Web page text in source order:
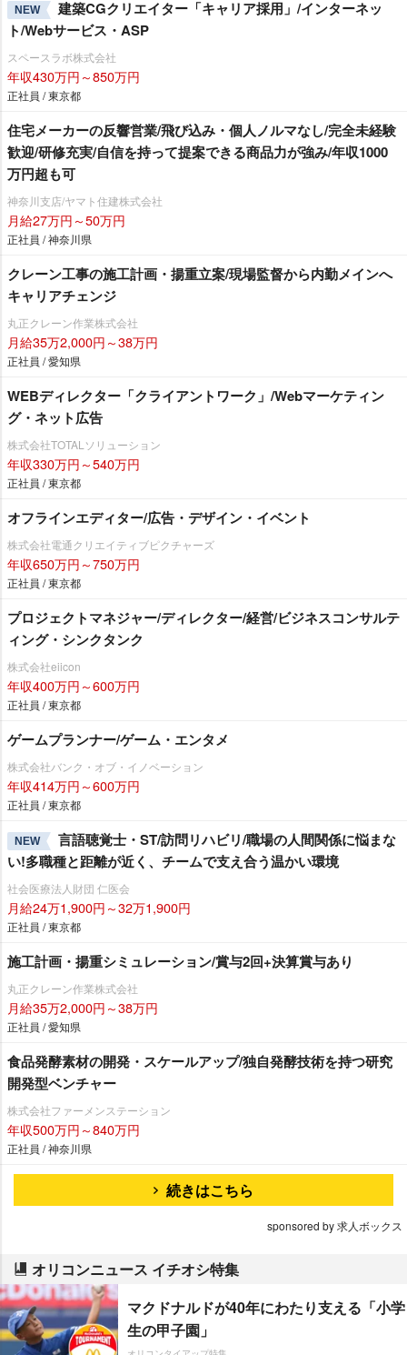
NEW
建築CGクリエイター「キャリア採用」/インターネッ
ト/Webサービス・ASP
スペースラボ株式会社
年収430万円～850万円
正社員 / 東京都
住宅メーカーの反響営業/飛び込み・個人ノルマなし/完全未経験
歓迎/研修充実/自信を持って提案できる商品力が強み/年収1000
万円超も可
神奈川支店/ヤマト住建株式会社
月給27万円～50万円
正社員 / 神奈川県
クレーン工事の施工計画・揚重立案/現場監督から内勤メインへ
キャリアチェンジ
丸正クレーン作業株式会社
月給35万2,000円～38万円
正社員 / 愛知県
WEBディレクター「クライアントワーク」/Webマーケティン
グ・ネット広告
株式会社TOTALソリューション
年収330万円～540万円
正社員 / 東京都
オフラインエディター/広告・デザイン・イベント
株式会社電通クリエイティブピクチャーズ
年収650万円～750万円
正社員 / 東京都
プロジェクトマネジャー/ディレクター/経営/ビジネスコンサルテ
ィング・シンクタンク
株式会社eiicon
年収400万円～600万円
正社員 / 東京都
ゲームプランナー/ゲーム・エンタメ
株式会社バンク・オブ・イノベーション
年収414万円～600万円
正社員 / 東京都
NEW
言語聴覚士・ST/訪問リハビリ/職場の人間関係に悩まな
い!多職種と距離が近く、チームで支え合う温かい環境
社会医療法人財団 仁医会
月給24万1,900円～32万1,900円
正社員 / 東京都
施工計画・揚重シミュレーション/賞与2回+決算賞与あり
丸正クレーン作業株式会社
月給35万2,000円～38万円
正社員 / 愛知県
食品発酵素材の開発・スケールアップ/独自発酵技術を持つ研究
開発型ベンチャー
株式会社ファーメンステーション
年収500万円～840万円
正社員 / 神奈川県
続きはこちら
sponsored by 求人ボックス
オリコンニュース イチオシ特集
マクドナルドが40年にわたり支える「小学
生の甲子園」